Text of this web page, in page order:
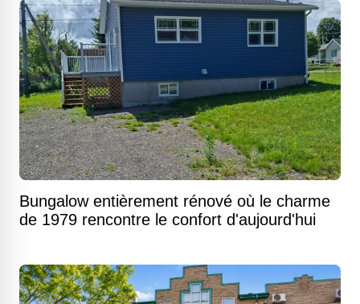
Bungalow entièrement rénové où le charme
de 1979 rencontre le confort d'aujourd'hui